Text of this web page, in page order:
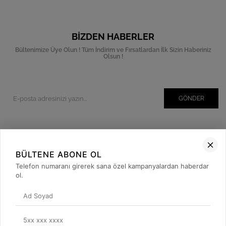
BIZDEN HABERLER
Bültenimize Üye Olun ! Tüm İndirim ve Fırsatlardan İlk Sizin Haberiniz
Olsun !
GÖNDER
Müşteri İlişkileri
Yardım
Kargo Takibi
BÜLTENE ABONE OL
Telefon numaranı girerek sana özel kampanyalardan haberdar
ol.